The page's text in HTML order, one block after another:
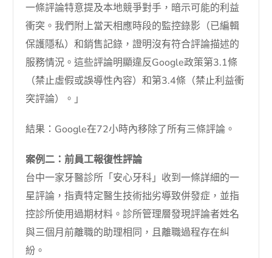
一條評論特意提及本地競爭對手，暗示可能的利益
衝突。我們附上當天相應時段的監控錄影（已編輯
保護隱私）和銷售記錄，證明沒有符合評論描述的
服務情況。這些評論明顯違反Google政策第3.1條
（禁止虛假或誤導性內容）和第3.4條（禁止利益衝
突評論）。」
結果：Google在72小時內移除了所有三條評論。
案例二：前員工報復性評論
台中一家牙醫診所「安心牙科」收到一條詳細的一
星評論，指責特定醫生技術拙劣導致併發症，並指
控診所使用過期材料。診所管理層發現評論者姓名
與三個月前離職的助理相同，且離職過程存在糾
紛。